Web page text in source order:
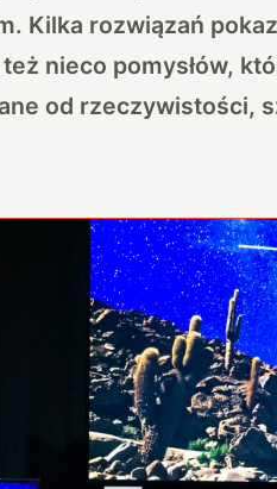
Kilka rozwiązań
nieco pomysłów,
od rzeczywistości,